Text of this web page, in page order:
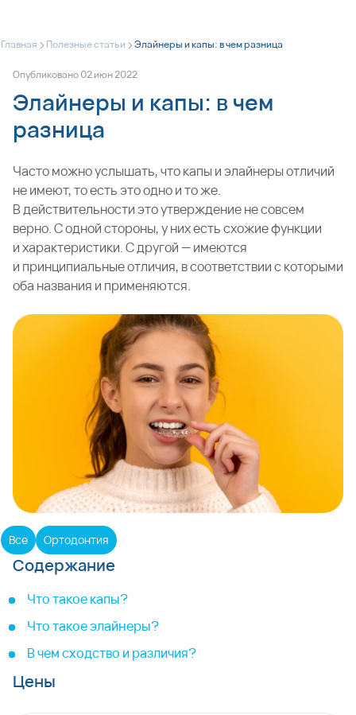
Главная > Полезные статьи >Элайнеры и капы: в чем разница
Опубликовано02июн2022
Элайнеры и капы: в чем
разница
Часто можно услышать, что капы и элайнеры отличий
не имеют, то есть это одно и то же.
В действительности это утверждение не совсем
верно. С одной стороны, у них есть схожие функции
и характеристики. С другой — имеются
и принципиальные отличия, в соответствии с которыми
оба названия и применяются.
Все Ортодонтия
Содержание
Что такое капы?
Что такое элайнеры?
В чем сходство и различия?
Цены